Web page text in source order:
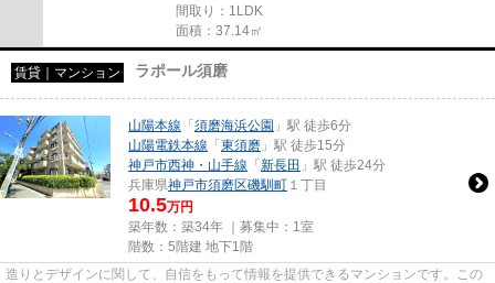
間取り：1LDK
面積：37.14㎡
賃貸｜マンション ラポール須磨
山陽本線 「 須磨海浜公園 」駅 徒歩6分
山陽電鉄本線 「 東須磨 」駅 徒歩15分
神戸市西神・山手線 「 新長田 」駅 徒歩24分
兵庫県神戸市須磨区磯馴町 １丁目
10.5万円
築年数：築34年 ｜募集中： 1室
階数：5階建 地下1階
造りとデザインに関して、自信をもって情報を提供できるマンションです。この